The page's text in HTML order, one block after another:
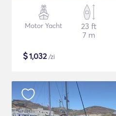
Motor Yacht
23 ft
7 m
$1,032/zi